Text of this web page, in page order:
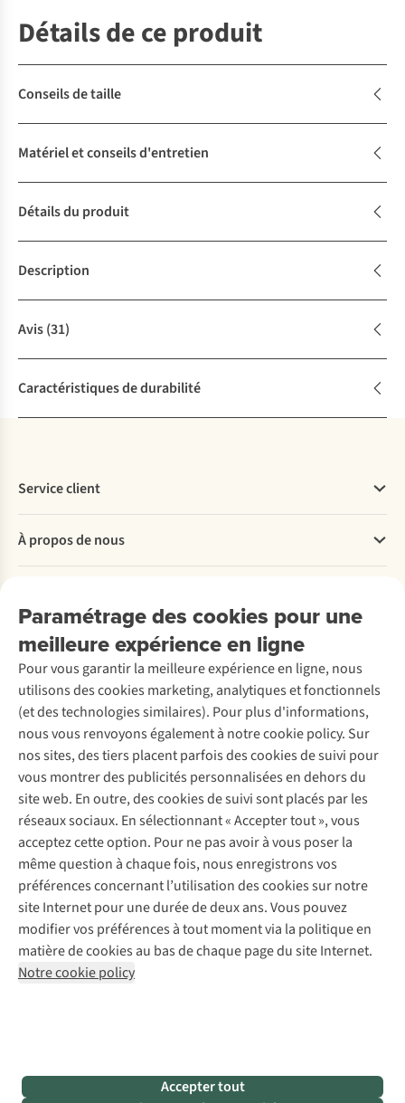
Détails de ce produit
Conseils de taille
Matériel et conseils d'entretien
Détails du produit
Description
Avis(31)
Caractéristiques de durabilité
Paramétrage des cookies pour une
meilleure expérience en ligne
Pour vous garantir la meilleure expérience en ligne, nous
utilisons des cookies marketing, analytiques et fonctionnels
(et des technologies similaires). Pour plus d'informations,
nous vous renvoyons également à notre cookie policy. Sur
nos sites, des tiers placent parfois des cookies de suivi pour
vous montrer des publicités personnalisées en dehors du
site web. En outre, des cookies de suivi sont placés par les
réseaux sociaux. En sélectionnant « Accepter tout », vous
acceptez cette option. Pour ne pas avoir à vous poser la
même question à chaque fois, nous enregistrons vos
préférences concernant l’utilisation des cookies sur notre
site Internet pour une durée de deux ans. Vous pouvez
modifier vos préférences à tout moment via la politique en
matière de cookies au bas de chaque page du site Internet.
Notre cookie policy
Accepter tout
Service client
Commander
Payer
Retourner
Rétractation d'une commande
Entretien & réparations
Garantie
Contactez-nous
À propos de nous
Entreprise responsable
À propos d’Ayacucho
Nos magasins
À propos d’A.S.Adventure
Déclaration d'accessibilité
Location / Location sports d’hiver
Seconde-main
Entretien de ski
Service de lavage
Entretien de chaussures
Réparation de chaussures
Réparation de vêtements
Retouches
Pour les entreprises
Découvrez
A.S.Magazine
Explore Camp
Expertise & conseils
Abonnez-vous à la newsletter
Suivez-nous
Mentions légales
Politique de confidentialité
Conditions générales
Cookie Policy